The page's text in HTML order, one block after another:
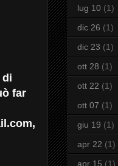
di
far
lug 10 (1)
dic 26 (1)
dic 23 (1)
ott 28 (1)
ott 22 (1)
ott 07 (1)
giu 19 (1)
apr 22 (1)
apr 15 (1)